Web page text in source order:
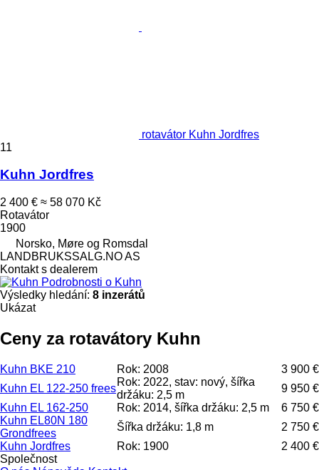
rotavátor Kuhn Jordfres
11
Kuhn Jordfres
2 400 € ≈ 58 070 Kč
Rotavátor
1900
Norsko, Møre og Romsdal
LANDBRUKSSALG.NO AS
Kontakt s dealerem
Podrobnosti o Kuhn
Výsledky hledání: 8 inzerátů
Ukázat
Ceny za rotavátory Kuhn
Kuhn BKE 210 Rok: 2008
3 900 €
Kuhn EL 122-250 frees
Rok: 2022, stav: nový, šířka
držáku: 2,5 m
9 950 €
Kuhn EL 162-250
Rok: 2014, šířka držáku: 2,5 m
6 750 €
Kuhn EL80N 180
Grondfrees
Šířka držáku: 1,8 m
2 750 €
Kuhn Jordfres
Rok: 1900
2 400 €
Společnost